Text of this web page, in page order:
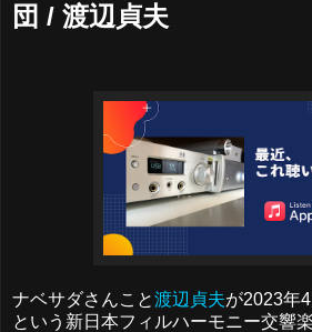
団 / 渡辺貞夫
ナベサダさんこと渡辺貞夫が2023年
という新日本フィルハーモニー交響